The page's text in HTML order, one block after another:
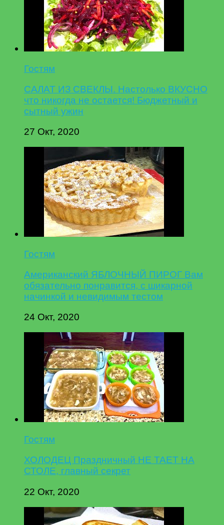
Гостям
САЛАТ ИЗ СВЕКЛЫ. Настолько ВКУСНО
что никогда не остается! Бюджетный и
сытный ужин
27 Окт, 2020
Гостям
Американский ЯБЛОЧНЫЙ ПИРОГ Вам
обязательно понравится, с шикарной
начинкой и невидимым тестом
24 Окт, 2020
Гостям
ХОЛОДЕЦ Праздничный НЕ ТАЕТ НА
СТОЛЕ, главный секрет
22 Окт, 2020